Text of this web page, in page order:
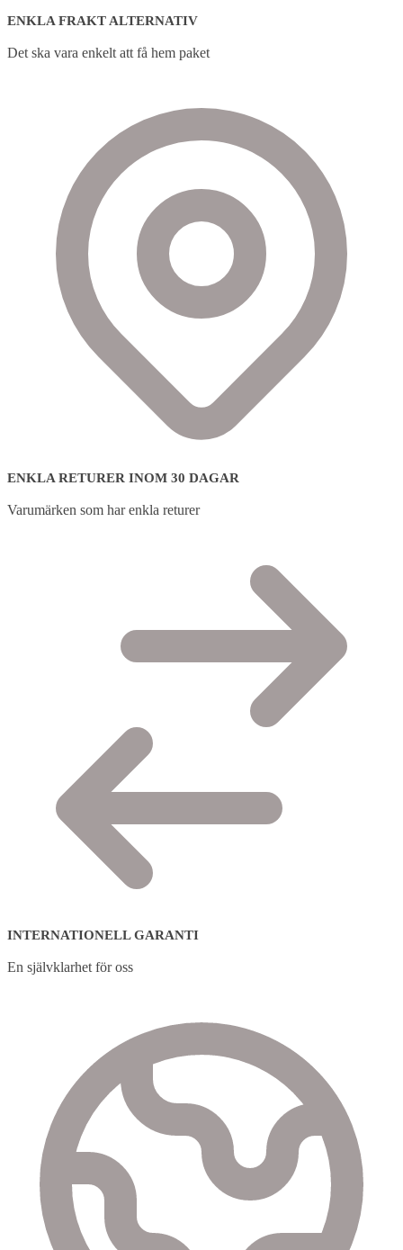
ENKLA FRAKT ALTERNATIV
Det ska vara enkelt att få hem paket
ENKLA RETURER INOM 30 DAGAR
Varumärken som har enkla returer
INTERNATIONELL GARANTI
En självklarhet för oss